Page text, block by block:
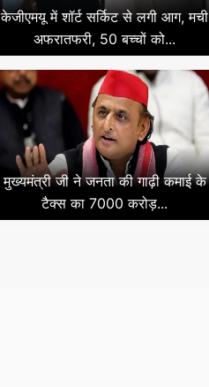
केजीएमयू में शॉर्ट सर्किट से लगी आग, मची
अफरातफरी, 50 बच्चों को...
मुख्यमंत्री जी ने जनता की गाढ़ी कमाई के
टैक्स का 7000 करोड़...